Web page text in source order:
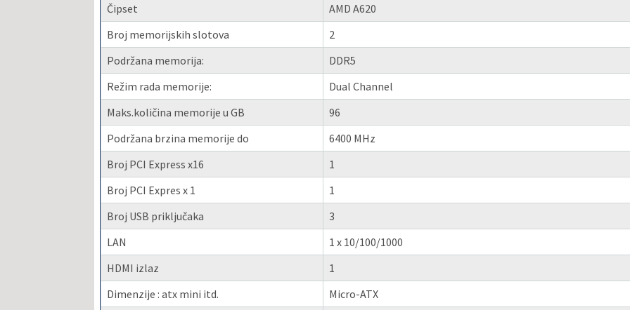
Čipset
AMD A620
Broj memorijskih slotova
2
Podržana memorija:
DDR5
Režim rada memorije:
Dual Channel
Maks.količina memorije u GB
96
Podržana brzina memorije do
6400 MHz
Broj PCI Express x16
1
Broj PCI Expres x 1
1
Broj USB priključaka
3
LAN
1 x 10/100/1000
HDMI izlaz
1
Dimenzije : atx mini itd.
Micro-ATX